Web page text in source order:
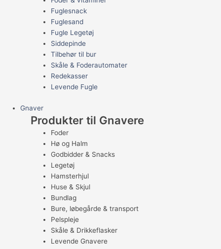
Fuglesnack
Fuglesand
Fugle Legetøj
Siddepinde
Tilbehør til bur
Skåle & Foderautomater
Redekasser
Levende Fugle
Gnaver
Produkter til Gnavere
Foder
Hø og Halm
Godbidder & Snacks
Legetøj
Hamsterhjul
Huse & Skjul
Bundlag
Bure, løbegårde & transport
Pelspleje
Skåle & Drikkeflasker
Levende Gnavere